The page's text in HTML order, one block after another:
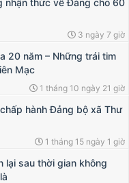
nhận thức về Đảng cho 60
3 ngày 7 giờ
20 năm – Những trái tim
Mạc
1 tháng 10 ngày 21 giờ
hành Đảng bộ xã Thư
1 tháng 15 ngày 1 giờ
lại sau thời gian không